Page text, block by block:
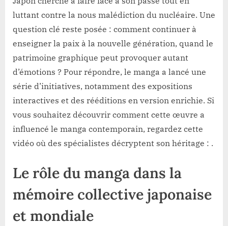
luttant contre la nous malédiction du nucléaire. Une
question clé reste posée : comment continuer à
enseigner la paix à la nouvelle génération, quand le
patrimoine graphique peut provoquer autant
d’émotions ? Pour répondre, le manga a lancé une
série d’initiatives, notamment des expositions
interactives et des rééditions en version enrichie. Si
vous souhaitez découvrir comment cette œuvre a
influencé le manga contemporain, regardez cette
vidéo où des spécialistes décryptent son héritage : .
Le rôle du manga dans la
mémoire collective japonaise
et mondiale